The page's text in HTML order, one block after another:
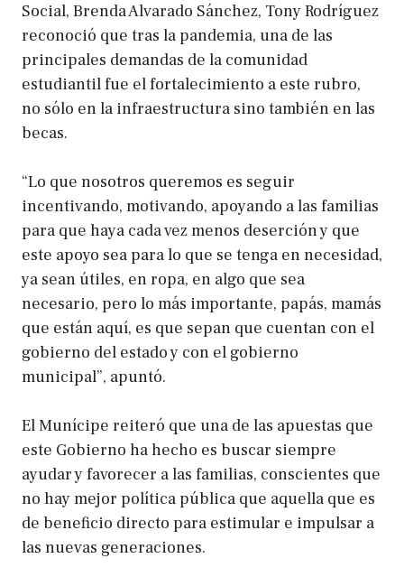
Social, Brenda Alvarado Sánchez, Tony Rodríguez
reconoció que tras la pandemia, una de las
principales demandas de la comunidad
estudiantil fue el fortalecimiento a este rubro,
no sólo en la infraestructura sino también en las
becas.
“Lo que nosotros queremos es seguir
incentivando, motivando, apoyando a las familias
para que haya cada vez menos deserción y que
este apoyo sea para lo que se tenga en necesidad,
ya sean útiles, en ropa, en algo que sea
necesario, pero lo más importante, papás, mamás
que están aquí, es que sepan que cuentan con el
gobierno del estado y con el gobierno
municipal”, apuntó.
El Munícipe reiteró que una de las apuestas que
este Gobierno ha hecho es buscar siempre
ayudar y favorecer a las familias, conscientes que
no hay mejor política pública que aquella que es
de beneficio directo para estimular e impulsar a
las nuevas generaciones.